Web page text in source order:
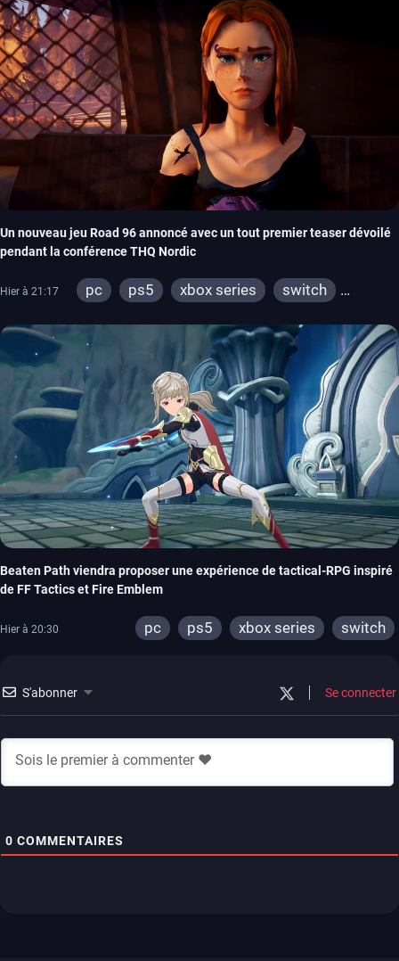
Un nouveau jeu Road 96 annoncé avec un tout premier teaser dévoilé
pendant la conférence THQ Nordic
Hier à 21:17 pc ps5 xbox series
switch
Beaten Path viendra proposer une expérience de tactical-RPG inspiré
de FF Tactics et Fire Emblem
Hier à 20:30 pc ps5 xbox series switch
S'abonner Se connecter
0 COMMENTAIRES